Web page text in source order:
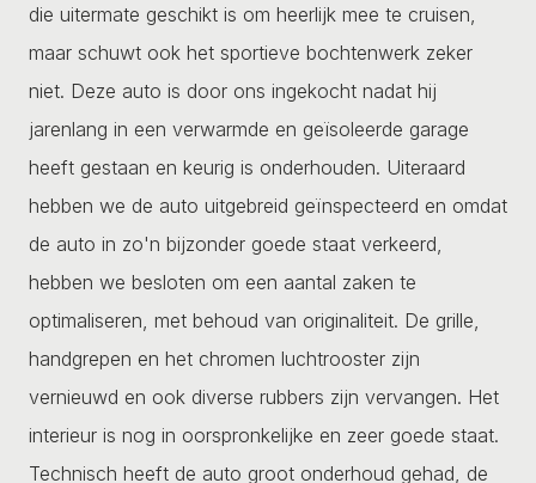
die uitermate geschikt is om heerlijk mee te cruisen,
maar schuwt ook het sportieve bochtenwerk zeker
niet. Deze auto is door ons ingekocht nadat hij
jarenlang in een verwarmde en geïsoleerde garage
heeft gestaan en keurig is onderhouden. Uiteraard
hebben we de auto uitgebreid geïnspecteerd en omdat
de auto in zo'n bijzonder goede staat verkeerd,
hebben we besloten om een aantal zaken te
optimaliseren, met behoud van originaliteit. De grille,
handgrepen en het chromen luchtrooster zijn
vernieuwd en ook diverse rubbers zijn vervangen. Het
interieur is nog in oorspronkelijke en zeer goede staat.
Technisch heeft de auto groot onderhoud gehad, de